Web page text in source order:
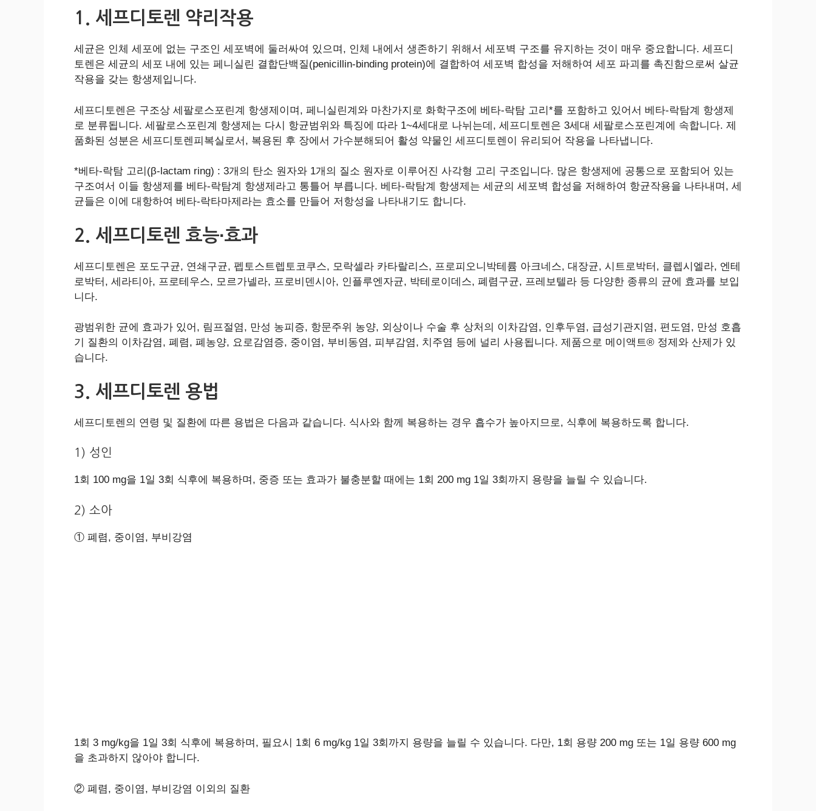
1. 세프디토렌 약리작용
세균은 인체 세포에 없는 구조인 세포벽에 둘러싸여 있으며, 인체 내에서 생존하기 위해서 세포벽 구조를 유지하는 것이 매우 중요합니다. 세프디
토렌은 세균의 세포 내에 있는 페니실린 결합단백질(penicillin-binding protein)에 결합하여 세포벽 합성을 저해하여 세포 파괴를 촉진함으로써 살균
작용을 갖는 항생제입니다.
세프디토렌은 구조상 세팔로스포린계 항생제이며, 페니실린계와 마찬가지로 화학구조에 베타-락탐 고리*를 포함하고 있어서 베타-락탐계 항생제
로 분류됩니다. 세팔로스포린계 항생제는 다시 항균범위와 특징에 따라 1~4세대로 나뉘는데, 세프디토렌은 3세대 세팔로스포린계에 속합니다. 제
품화된 성분은 세프디토렌피복실로서, 복용된 후 장에서 가수분해되어 활성 약물인 세프디토렌이 유리되어 작용을 나타냅니다.
*베타-락탐 고리(β-lactam ring) : 3개의 탄소 원자와 1개의 질소 원자로 이루어진 사각형 고리 구조입니다. 많은 항생제에 공통으로 포함되어 있는
구조여서 이들 항생제를 베타-락탐계 항생제라고 통틀어 부릅니다. 베타-락탐계 항생제는 세균의 세포벽 합성을 저해하여 항균작용을 나타내며, 세
균들은 이에 대항하여 베타-락타마제라는 효소를 만들어 저항성을 나타내기도 합니다.
2. 세프디토렌 효능∙효과
세프디토렌은 포도구균, 연쇄구균, 펩토스트렙토코쿠스, 모락셀라 카타랄리스, 프로피오니박테륨 아크네스, 대장균, 시트로박터, 클렙시엘라, 엔테
로박터, 세라티아, 프로테우스, 모르가넬라, 프로비덴시아, 인플루엔자균, 박테로이데스, 폐렴구균, 프레보텔라 등 다양한 종류의 균에 효과를 보입
니다.
광범위한 균에 효과가 있어, 림프절염, 만성 농피증, 항문주위 농양, 외상이나 수술 후 상처의 이차감염, 인후두염, 급성기관지염, 편도염, 만성 호흡
기 질환의 이차감염, 폐렴, 폐농양, 요로감염증, 중이염, 부비동염, 피부감염, 치주염 등에 널리 사용됩니다. 제품으로 메이액트® 정제와 산제가 있
습니다.
3. 세프디토렌 용법
세프디토렌의 연령 및 질환에 따른 용법은 다음과 같습니다. 식사와 함께 복용하는 경우 흡수가 높아지므로, 식후에 복용하도록 합니다.
1) 성인
1회 100 mg을 1일 3회 식후에 복용하며, 중증 또는 효과가 불충분할 때에는 1회 200 mg 1일 3회까지 용량을 늘릴 수 있습니다.
2) 소아
① 폐렴, 중이염, 부비강염
1회 3 mg/kg을 1일 3회 식후에 복용하며, 필요시 1회 6 mg/kg 1일 3회까지 용량을 늘릴 수 있습니다. 다만, 1회 용량 200 mg 또는 1일 용량 600 mg
을 초과하지 않아야 합니다.
② 폐렴, 중이염, 부비강염 이외의 질환